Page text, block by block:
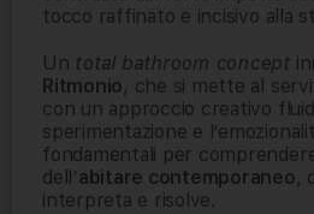
tocco raffinato e incisivo alla
Un total bathroom concept
Ritmonio, che si mette al
con un approccio creativo
sperimentazione e
fondamentali per
dell’abitare contemporaneo,
interpreta e risolve.